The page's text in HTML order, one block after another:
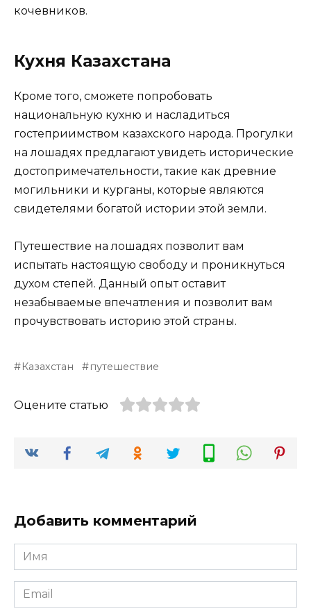
кочевников.
Кухня Казахстана
Кроме того, сможете попробовать
национальную кухню и насладиться
гостеприимством казахского народа. Прогулки
на лошадях предлагают увидеть исторические
достопримечательности, такие как древние
могильники и курганы, которые являются
свидетелями богатой истории этой земли.
Путешествие на лошадях позволит вам
испытать настоящую свободу и проникнуться
духом степей. Данный опыт оставит
незабываемые впечатления и позволит вам
прочувствовать историю этой страны.
Казахстан путешествие
Оцените статью
Добавить комментарий
Имя
*
Email
*